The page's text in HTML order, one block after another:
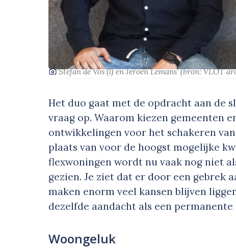
‘Stefan de Vos (l) en Jeroen Lemans’(bron: VLOT
Het duo gaat met de opdracht aan de
vraag op. Waarom kiezen gemeenten
ontwikkelingen voor het schakeren
plaats van voor de hoogst mogelijke
flexwoningen wordt nu vaak nog niet
gezien. Je ziet dat er door een gebrek
maken enorm veel kansen blijven
dezelfde aandacht als een permanente
Woongeluk